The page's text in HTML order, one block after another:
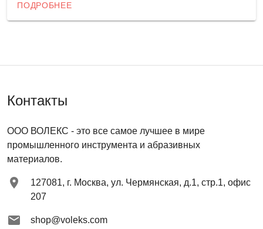
ПОДРОБНЕЕ
Контакты
ООО ВОЛЕКС - это все самое лучшее в мире
промышленного инструмента и абразивных
материалов.
127081, г. Москва, ул. Чермянская, д.1, стр.1, офис
207
shop@voleks.com